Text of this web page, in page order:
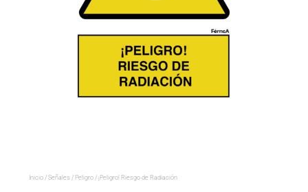
Inicio / Señales / Peligro / ¡Peligro! Riesgo de Radiación